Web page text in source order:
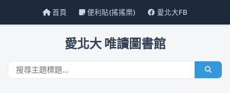
首頁 便利貼(搖搖樂) 愛北大FB
愛北大 唯讀圖書館